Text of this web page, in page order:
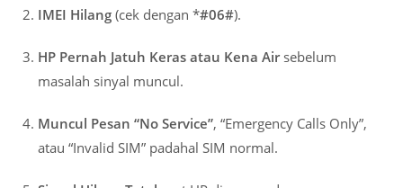
IMEI Hilang (cek dengan *#06#).
HP Pernah Jatuh Keras atau Kena Airsebelum
masalah sinyal muncul.
Muncul Pesan “No Service”, “Emergency Calls Only”,
atau “Invalid SIM” padahal SIM normal.